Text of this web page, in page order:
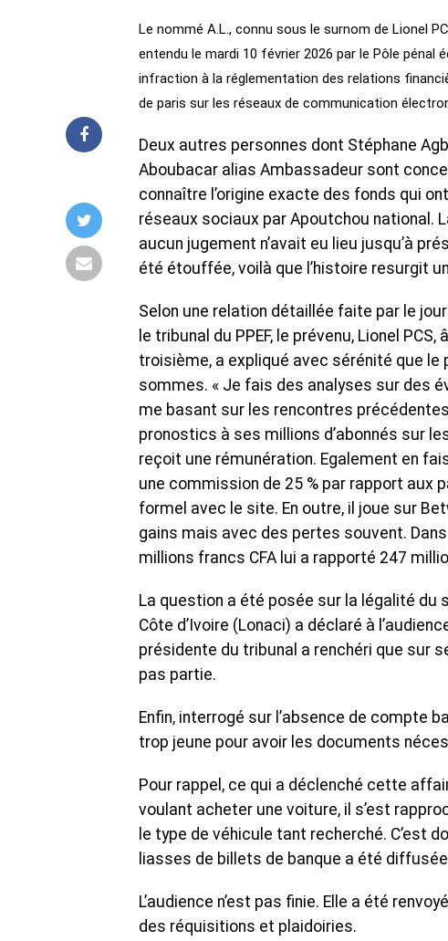
Le nommé A.L., connu sous le surnom de Lionel
entendu le mardi 10 février 2026 par le Pôle pénal
infraction à la réglementation des relations
de paris sur les réseaux de communication
Deux autres personnes dont Stéphane
Aboubacar alias Ambassadeur sont
connaître l’origine exacte des fonds qui
réseaux sociaux par Apoutchou national.
aucun jugement n’avait eu lieu jusqu’à
été étouffée, voilà que l’histoire resurgit
Selon une relation détaillée faite par le
le tribunal du PPEF, le prévenu, Lionel
troisième, a expliqué avec sérénité que
sommes. « Je fais des analyses sur des
me basant sur les rencontres
pronostics à ses millions d’abonnés sur
reçoit une rémunération. Egalement en
une commission de 25 % par rapport aux
formel avec le site. En outre, il joue sur
gains mais avec des pertes souvent.
millions francs CFA lui a rapporté 247
La question a été posée sur la légalité du
Côte d’Ivoire (Lonaci) a déclaré à
présidente du tribunal a renchéri que sur
pas partie.
Enfin, interrogé sur l’absence de compte
trop jeune pour avoir les documents
Pour rappel, ce qui a déclenché cette
voulant acheter une voiture, il s’est
le type de véhicule tant recherché. C’est
liasses de billets de banque a été
L’audience n’est pas finie. Elle a été
des réquisitions et plaidoiries.